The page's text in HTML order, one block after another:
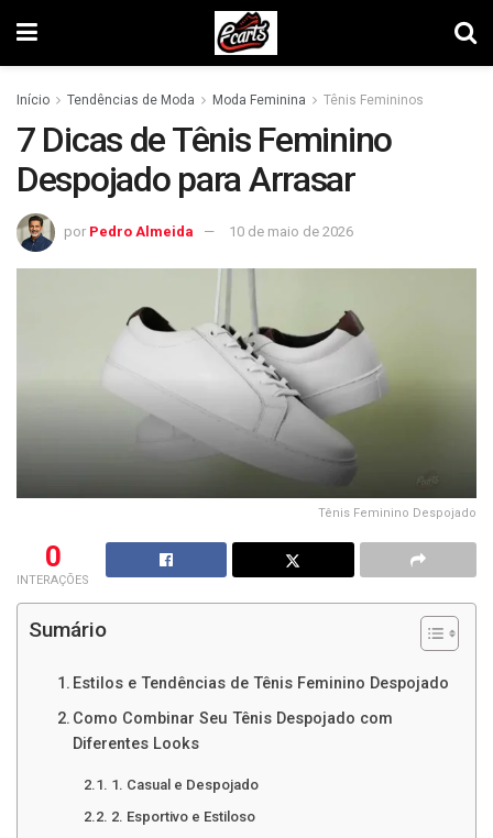
Início Tendências de Moda Moda Feminina Tênis Femininos
7 Dicas de Tênis Feminino
Despojado para Arrasar
por Pedro Almeida 10 de maio de 2026
Tênis Feminino Despojado
0
INTERAÇÕES
Sumário
Estilos e Tendências de Tênis Feminino Despojado
Como Combinar Seu Tênis Despojado com
Diferentes Looks
1. Casual e Despojado
2. Esportivo e Estiloso